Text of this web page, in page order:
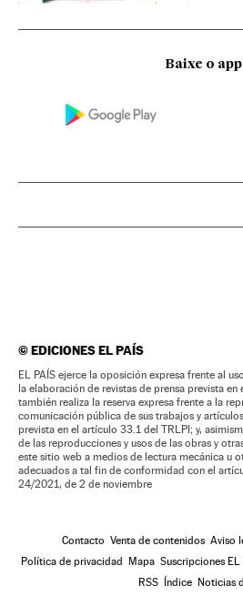
Baixe o app
©EDICIONES EL PAÍS
EL PAÍS ejerce la oposición expresa frente al
la elaboración de revistas de prensa prevista
también realiza la reserva expresa frente a la
comunicación pública de sus trabajos y
prevista en el artículo 33.1 del TRLPI; y,
de las reproducciones y usos de las obras y
este sitio web a medios de lectura mecánica u
adecuados a tal fin de conformidad con el
24/2021, de 2 de noviembre
Contacto Venta de contenidos Aviso
Política de privacidad Mapa Suscripciones EL
RSS Índice Noticias